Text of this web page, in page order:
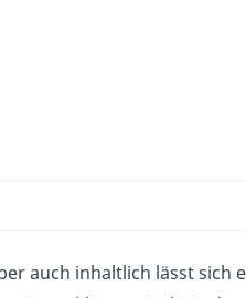
auch inhaltlich lässt sich